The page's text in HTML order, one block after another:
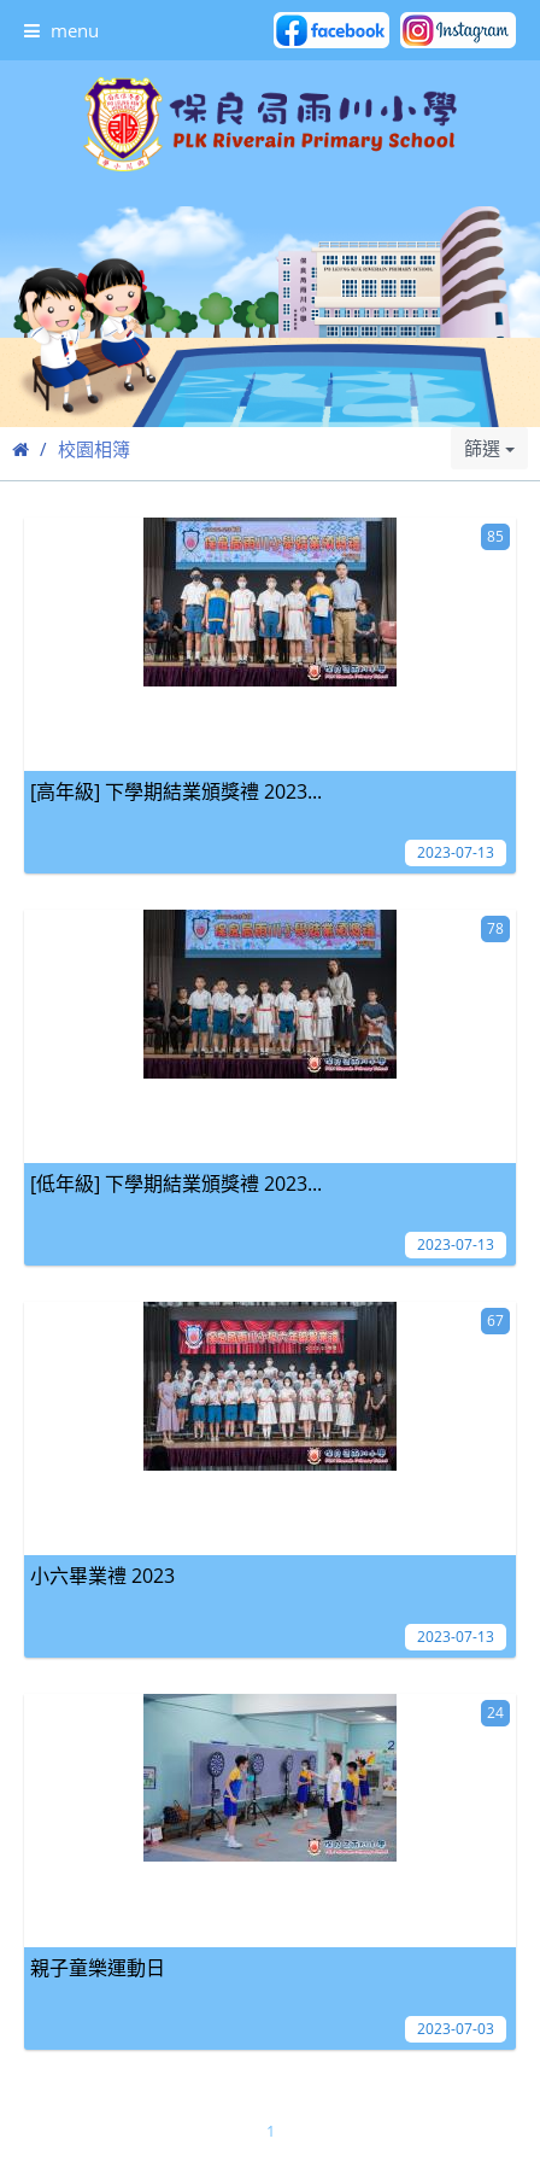
menu
校園相簿 篩選
[高年級] 下學期結業頒獎禮 2023...
85
2023-07-13
[低年級] 下學期結業頒獎禮 2023...
78
2023-07-13
小六畢業禮 2023
67
2023-07-13
親子童樂運動日
24
2023-07-03
1